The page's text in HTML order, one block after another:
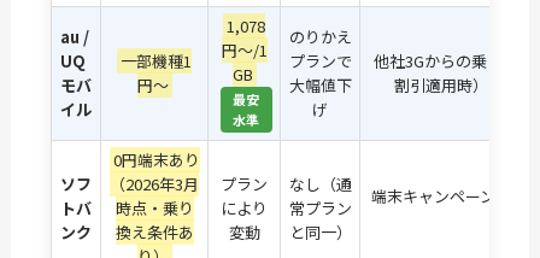
au /
UQ
モバ
イル
一部機種1
円〜
1,078
円〜/1
GB
最安
水準
のりかえ
プランで
大幅値下
げ
他社3Gからの乗り換
割引適用時）の「
ソフ
トバ
ンク
0円端末あり
（2026年3月
時点・乗り
換え条件あ
プラン
により
変動
なし（通
常プラン
と同一）
端末キャンペーンが豊